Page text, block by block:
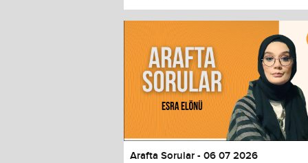
Window
Color
Transparency
Font Size
Text Edge Style
Font Family
Arafta Sorular - 06 07 2026